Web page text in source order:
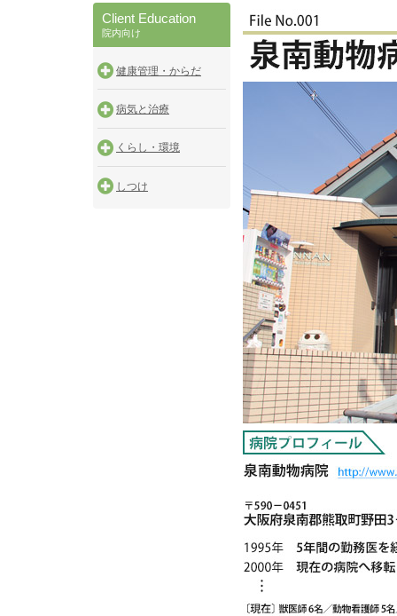
Client Education
院内向け
健康管理・からだ
病気と治療
くらし・環境
しつけ